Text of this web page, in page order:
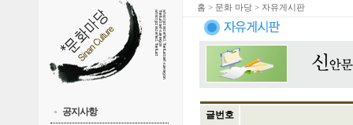
공지사항
홈 > 문화 마당 > 자유게시판
글번호